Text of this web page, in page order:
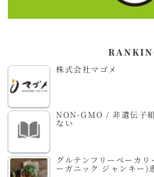
株式会社マゴメ
NON-GMO / 非遺伝子
ない
グルテンフリーベーカ
ーガニック ジャンキー)